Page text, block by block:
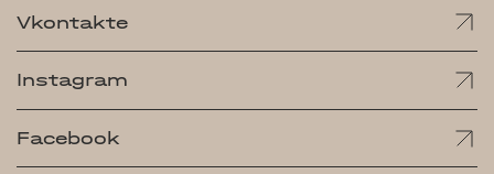
Vkontakte
Instagram
Facebook